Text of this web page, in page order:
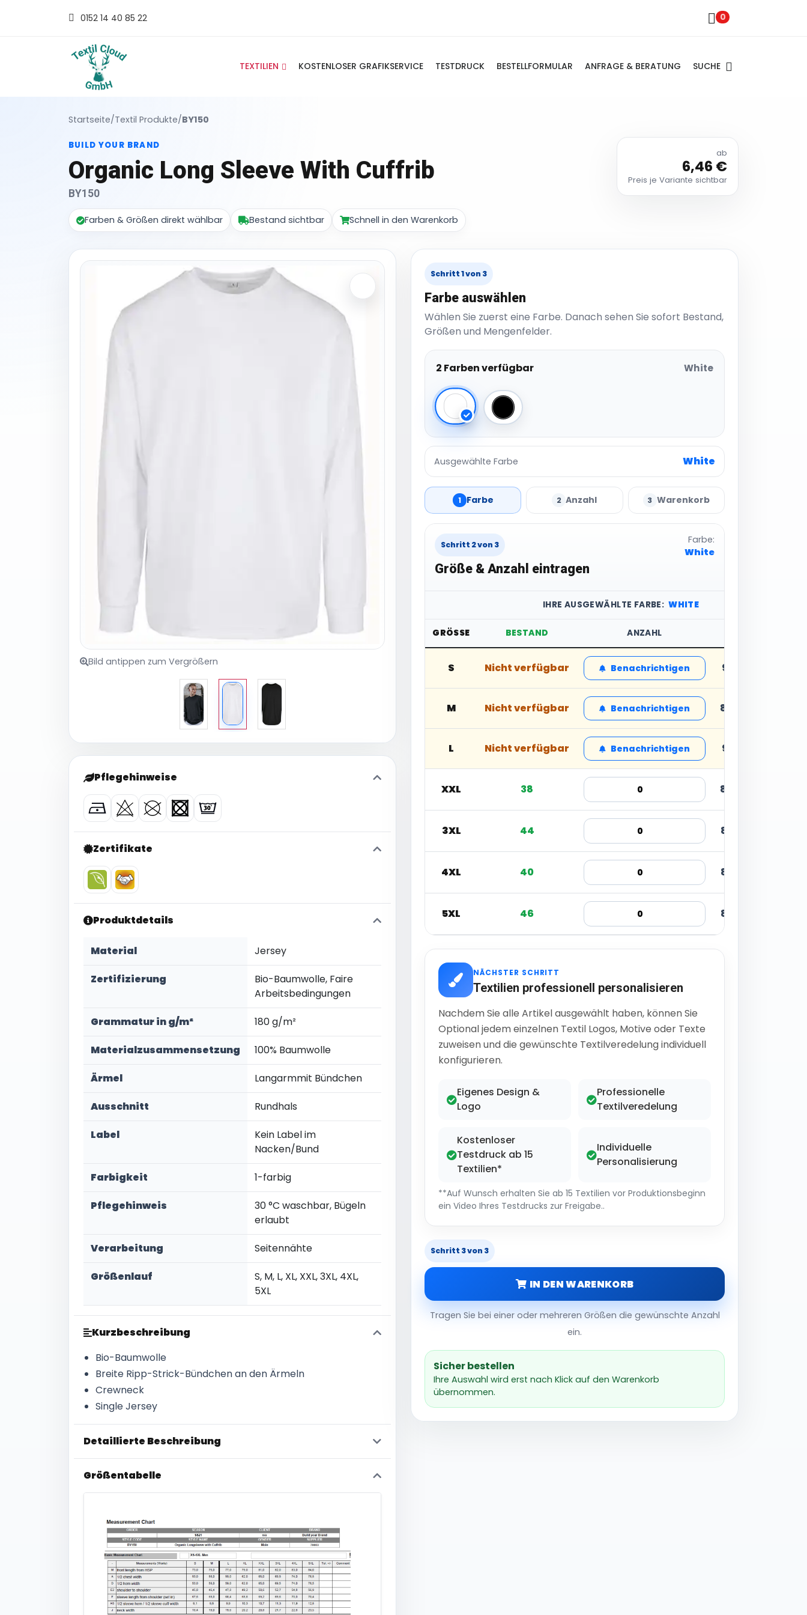
0152 14 40 85 22 0
TEXTILIEN KOSTENLOSER GRAFIKSERVICE TESTDRUCK BESTELLFORMULAR ANFRAGE & BERATUNG SUCHE
Startseite/Textil Produkte/BY150
BUILD YOUR BRAND
Organic Long Sleeve With Cuffrib
BY150
Farben & Größen direkt wählbar Bestand sichtbar Schnell in den Warenkorb
ab
6,46 €
Preis je Variante sichtbar
Bild antippen zum Vergrößern
Pflegehinweise
Zertifikate
Produktdetails
Material Jersey
Zertifizierung
Bio-Baumwolle, Faire
Arbeitsbedingungen
Grammatur in g/m² 180 g/m²
Materialzusammensetzung 100% Baumwolle
Ärmel Langarmmit Bündchen
Ausschnitt Rundhals
Label
Kein Label im
Nacken/Bund
Farbigkeit 1-farbig
Pflegehinweis
30 °C waschbar, Bügeln
erlaubt
Verarbeitung Seitennähte
Größenlauf
S, M, L, XL, XXL, 3XL, 4XL,
5XL
Kurzbeschreibung
Bio-Baumwolle
Breite Ripp-Strick-Bündchen an den Ärmeln
Crewneck
Single Jersey
Detaillierte Beschreibung
Größentabelle
Schritt 1 von 3
Farbe auswählen
Wählen Sie zuerst eine Farbe. Danach sehen Sie sofort Bestand,
Größen und Mengenfelder.
2 Farben verfügbar White
White Black
Ausgewählte Farbe White
1 Farbe 2 Anzahl 3 Warenkorb
Schritt 2 von 3
Größe & Anzahl eintragen
Farbe:
White
IHRE AUSGEWÄHLTE FARBE: WHITE
GRÖSSE BESTAND ANZAHL
S Nicht verfügbar Benachrichtigen 9,61 € inkl.
M Nicht verfügbar Benachrichtigen 8,24 € inkl.
L Nicht verfügbar Benachrichtigen 9,61 € inkl.
XXL 38 8,24 € inkl.
3XL 44 8,70 € inkl.
4XL 40 8,70 € inkl.
5XL 46 8,70 € inkl.
NÄCHSTER SCHRITT
Textilien professionell personalisieren
Nachdem Sie alle Artikel ausgewählt haben, können Sie
Optional jedem einzelnen Textil Logos, Motive oder Texte
zuweisen und die gewünschte Textilveredelung individuell
konfigurieren.
Eigenes Design &
Logo
Professionelle
Textilveredelung
Kostenloser
Testdruck ab 15
Textilien*
Individuelle
Personalisierung
**Auf Wunsch erhalten Sie ab 15 Textilien vor Produktionsbeginn
ein Video Ihres Testdrucks zur Freigabe..
Schritt 3 von 3
IN DEN WARENKORB
Tragen Sie bei einer oder mehreren Größen die gewünschte Anzahl
ein.
Sicher bestellen
Ihre Auswahl wird erst nach Klick auf den Warenkorb
übernommen.